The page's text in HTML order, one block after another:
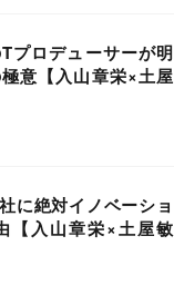
プロデューサーが明
意【入山章栄×土屋
に絶対イノベーショ
【入山章栄×土屋敏